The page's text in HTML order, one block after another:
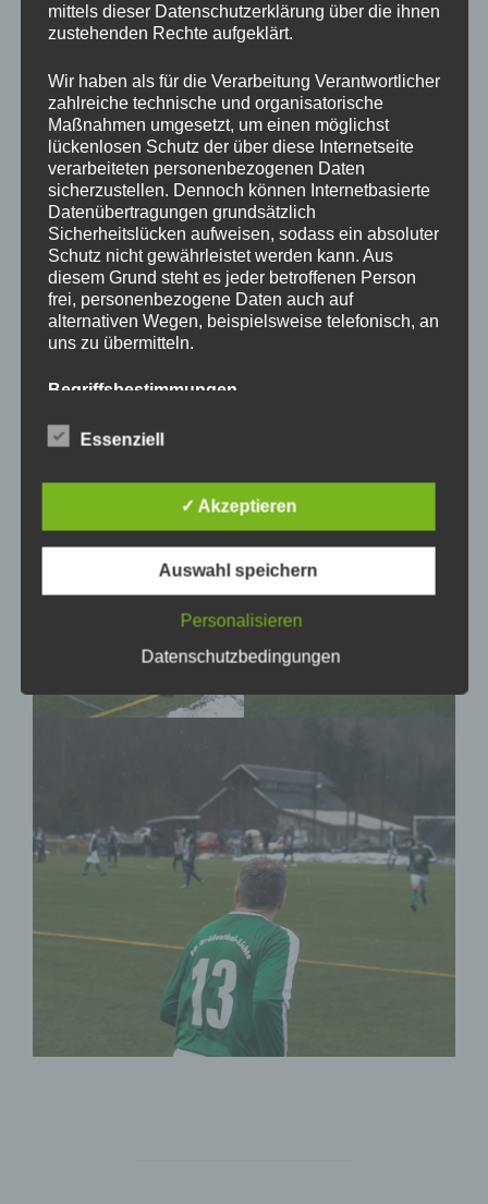
Großen Respekt an die Jungs für Einsatz,
Mentalität und Teamgeist. Ein Dank gilt auch
unseren treuen Unterstützern, die trotz des Regens
vor Ort waren.
Weiter so, Grün-Weiß Blau!
mittels dieser Datenschutzerklärung über die ihnen
zustehenden Rechte aufgeklärt.
Wir haben als für die Verarbeitung Verantwortlicher
zahlreiche technische und organisatorische
Maßnahmen umgesetzt, um einen möglichst
lückenlosen Schutz der über diese Internetseite
verarbeiteten personenbezogenen Daten
sicherzustellen. Dennoch können Internetbasierte
Datenübertragungen grundsätzlich
Sicherheitslücken aufweisen, sodass ein absoluter
Schutz nicht gewährleistet werden kann. Aus
diesem Grund steht es jeder betroffenen Person
frei, personenbezogene Daten auch auf
alternativen Wegen, beispielsweise telefonisch, an
uns zu übermitteln.
Begriffsbestimmungen
Die Datenschutzerklärung beruht auf den
Richtlinien- und Verordnungsgeber beim Erlass
der Datenschutz-Grundverordnung (DS-GVO)
verwendet wurden. Unsere Datenschutzerklärung
soll sowohl für die Öffentlichkeit als auch für
lesbar und verständlich sein. Um dies zu
gewährleisten, möchten wir vorab die verwendeten
Begrifflichkeiten erläutern.
Wir verwenden in dieser Datenschutzerklärung
a) personenbezogene Daten
Personenbezogene Daten sind alle
Informationen, die sich auf eine identifizierte
oder identifizierbare natürliche Person (im
Folgenden „betroffene Person") beziehen. Als
identifizierbar wird eine natürliche Person
angesehen, die direkt oder indirekt,
insbesondere mittels Zuordnung zu einer
Kennung wie einem Namen, zu einer
Kennnummer, zu Standortdaten, zu einer
Online-Kennung oder zu einem oder mehreren
besonderen Merkmalen, die Ausdruck der
physischen, physiologischen, genetischen,
Essenziell
✓ Akzeptieren
Auswahl speichern
Personalisieren
Datenschutzbedingungen